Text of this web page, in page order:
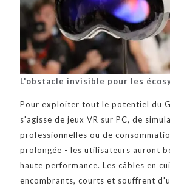
L'obstacle invisible pour les
Pour exploiter tout le potentiel du
s'agisse de jeux VR sur PC, de
professionnelles ou de
prolongée - les utilisateurs auront
haute performance. Les câbles en
encombrants, courts et souffrent